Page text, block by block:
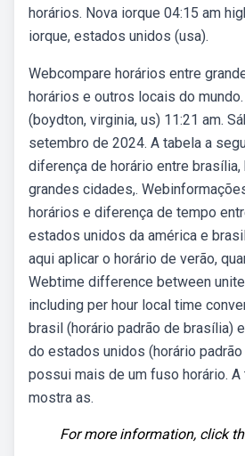
horários. Nova iorque 04:15 am
iorque, estados unidos (usa).
Webcompare horários entre
horários e outros locais do
(boydton, virginia, us) 11:21 am.
setembro de 2024. A tabela a
diferença de horário entre
grandes cidades,.
horários e diferença de tempo
estados unidos da américa e
aqui aplicar o horário de verão,
Webtime difference between
including per hour local time
brasil (horário padrão de brasília)
do estados unidos (horário
possui mais de um fuso horário. A
mostra as.
For more information, click